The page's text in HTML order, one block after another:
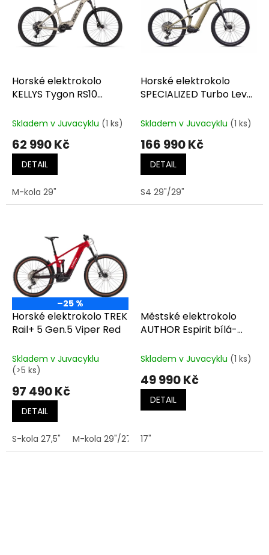
dHorské elektrokolo
KELLYS Tygon RS10
Skladem v Juvacyklu (1 ks)
62 990 Kč
DETAIL
M-kola 29"
Horské elektrokolo
SPECIALIZED Turbo Levo
Sierras
Skladem v Juvacyklu (1 ks)
166 990 Kč
DETAIL
S4 29"/29"
–25 %
Horské elektrokolo TREK
Rail+ 5 Gen.5 Viper Red
Skladem v Juvacyklu
(>5 ks)
97 490 Kč
DETAIL
S-kola 27,5" M-kola 29"/27,5"
Městské elektrokolo
AUTHOR Espirit bílá-
Skladem v Juvacyklu (1 ks)
49 990 Kč
DETAIL
17"